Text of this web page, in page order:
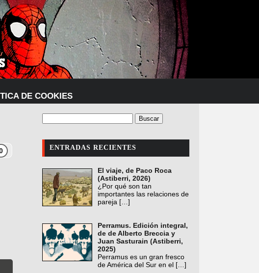
DE COOKIES
ENTRADAS RECIENTES
El viaje, de Paco Roca
(Astiberri, 2026)
¿Por qué son tan
importantes las relaciones de
pareja […]
Perramus. Edición integral,
de de Alberto Breccia y
Juan Sasturain (Astiberri,
2025)
Perramus es un gran fresco
de América del Sur en el […]